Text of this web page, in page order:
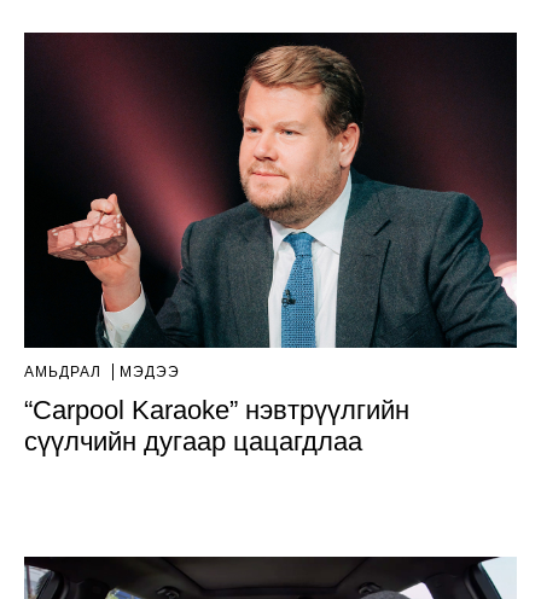
АМЬДРАЛ МЭДЭЭ
“Carpool Karaoke” нэвтрүүлгийн
сүүлчийн дугаар цацагдлаа